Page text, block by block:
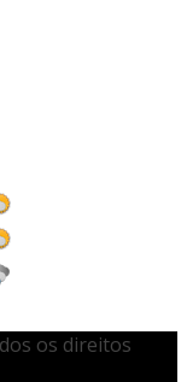
os direitos